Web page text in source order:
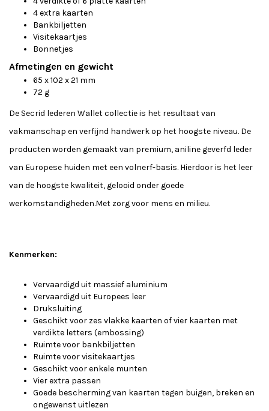
4 extra kaarten
Bankbiljetten
Visitekaartjes
Bonnetjes
Afmetingen en gewicht
65 x 102 x 21 mm
72 g
De Secrid lederen Wallet collectie is het resultaat van
vakmanschap en verfijnd handwerk op het hoogste niveau. De
producten worden gemaakt van premium, aniline geverfd leder
van Europese huiden met een volnerf-basis. Hierdoor is het leer
van de hoogste kwaliteit, gelooid onder goede
werkomstandigheden.Met zorg voor mens en milieu.
Kenmerken:
Vervaardigd uit massief aluminium
Vervaardigd uit Europees leer
Druksluiting
Geschikt voor zes vlakke kaarten of vier kaarten met
verdikte letters (embossing)
Ruimte voor bankbiljetten
Ruimte voor visitekaartjes
Geschikt voor enkele munten
Vier extra passen
Goede bescherming van kaarten tegen buigen, breken en
ongewenst uitlezen